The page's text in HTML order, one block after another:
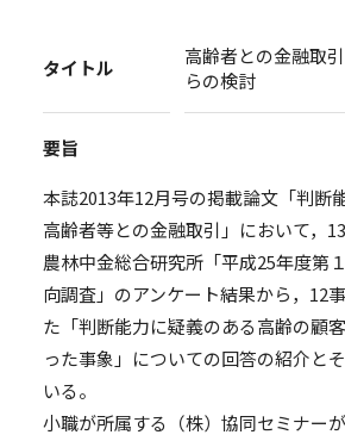
タイトル
高齢者との金融取
らの検討
要旨
本誌2013年12月号の掲載論文「判断
高齢者等との金融取引」において，
農林中金総合研究所「平成25年度第
向調査」のアンケート結果から，12
た「判断能力に疑義のある高齢の顧
った事象」についての回答の紹介と
いる。
小職が所属する（株）協同セミナー